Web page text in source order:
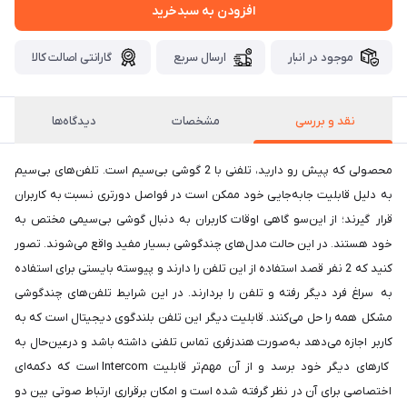
افزودن به سبدخرید
موجود در انبار ارسال سریع گارانتی اصالت کالا
نقد و بررسی مشخصات دیدگاه‌ها
محصولی که پیش رو دارید، تلفنی با 2 گوشی بی‌سیم است. تلفن‌های بی‌سیم
به دلیل قابلیت جابه‌جایی خود ممکن است در فواصل دورتری نسبت به کاربران
قرار گیرند؛ از این‌سو گاهی اوقات کاربران به دنبال گوشی بی‌سیمی مختص به
خود هستند. در این حالت مدل‌های چندگوشی بسیار مفید واقع می‌شوند. تصور
کنید که 2 نفر قصد استفاده از این تلفن را دارند و پیوسته بایستی برای استفاده
به سراغ فرد دیگر رفته و تلفن را بردارند. در این شرایط تلفن‌های چندگوشی
مشکل همه را حل می‌کنند. قابلیت دیگر این تلفن بلندگوی دیجیتال است که به
کاربر اجازه می‌دهد به‌صورت هندزفری تماس تلفنی داشته باشد و درعین‌حال به
کارهای دیگر خود برسد و از آن مهم‌تر قابلیت Intercom است که دکمه‌ای
اختصاصی برای آن در نظر گرفته‌ شده است و امکان برقراری ارتباط صوتی بین دو